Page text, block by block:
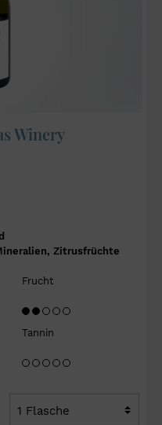
Winery
Zitrusfrüchte
Frucht
Tannin